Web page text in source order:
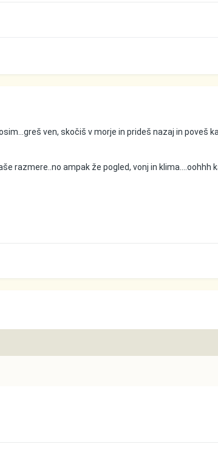
ven, skočiš v morje in prideš nazaj in poveš
razmere..no ampak že pogled, vonj in klima....oohhh